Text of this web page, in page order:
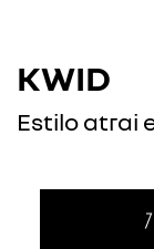
KWID
Estilo atrai